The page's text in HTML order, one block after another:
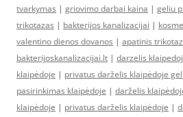
tvarkymas | griovimo darbai kaina | geliu
trikotazas | bakterijos kanalizacijai |
valentino dienos dovanos | apatinis
bakterijoskanalizacijai.lt | darzelis
klaipėdoje | privatus darželis klaipėdoje
pasirinkimas klaipėdoje | darželis
klaipėdoje | privatus darželis klaipėdoje |